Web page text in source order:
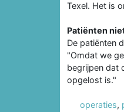
Texel. Het is
Patiënten
De patiënten
"Omdat we
begrijpen dat
opgelost is."
operaties,